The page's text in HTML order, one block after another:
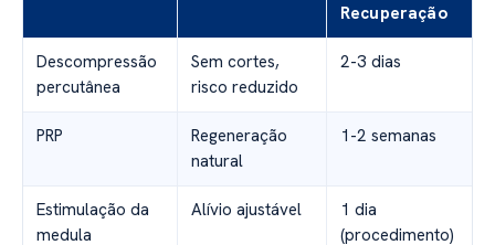
Recuperação
Descompressão
percutânea
Sem cortes,
risco reduzido
2-3 dias
PRP
Regeneração
natural
1-2 semanas
Estimulação da
medula
Alívio ajustável
1 dia
(procedimento)